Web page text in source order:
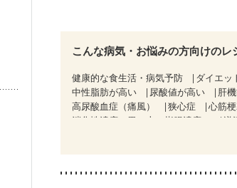
こんな病気・お悩みの方向けのレ
健康的な食生活・病気予防 ダイエッ
中性脂肪が高い
尿酸値が高い 肝
高尿酸血症（痛風）
狭心症 心筋
消化性潰瘍（胃・十二指腸潰瘍）
逆
過敏
乳がん治療を終えた方・経過観察中の